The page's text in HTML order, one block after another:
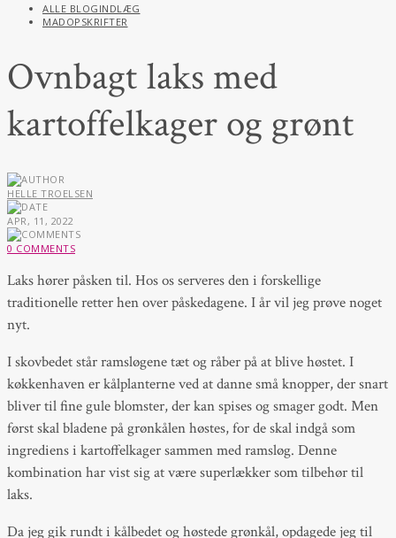
ALLE BLOGINDLÆG
MADOPSKRIFTER
Ovnbagt laks med
kartoffelkager og grønt
HELLE TROELSEN
APR, 11, 2022
0 COMMENTS
Laks hører påsken til. Hos os serveres den i forskellige
traditionelle retter hen over påskedagene. I år vil jeg prøve noget
nyt.
I skovbedet står ramsløgene tæt og råber på at blive høstet. I
køkkenhaven er kålplanterne ved at danne små knopper, der snart
bliver til fine gule blomster, der kan spises og smager godt. Men
først skal bladene på grønkålen høstes, for de skal indgå som
ingrediens i kartoffelkager sammen med ramsløg. Denne
kombination har vist sig at være superlækker som tilbehør til
laks.
Da jeg gik rundt i kålbedet og høstede grønkål, opdagede jeg til